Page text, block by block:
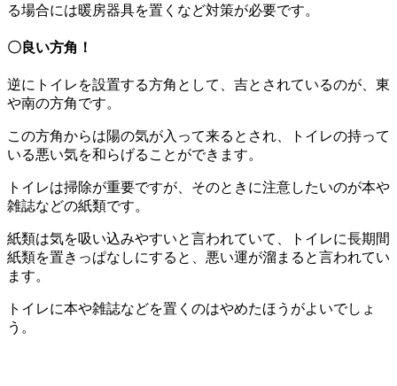
る場合には暖房器具を置くなど対策が必要です。
〇良い方角！
逆にトイレを設置する方角として、吉とされているのが、東
や南の方角です。
この方角からは陽の気が入って来るとされ、トイレの持って
いる悪い気を和らげることができます。
トイレは掃除が重要ですが、そのときに注意したいのが本や
雑誌などの紙類です。
紙類は気を吸い込みやすいと言われていて、トイレに長期間
紙類を置きっぱなしにすると、悪い運が溜まると言われてい
ます。
トイレに本や雑誌などを置くのはやめたほうがよいでしょ
う。